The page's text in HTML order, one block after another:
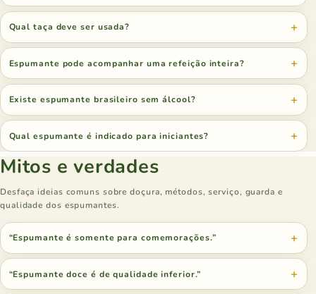
Qual taça deve ser usada?
Espumante pode acompanhar uma refeição inteira?
Existe espumante brasileiro sem álcool?
Qual espumante é indicado para iniciantes?
Mitos e verdades
Desfaça ideias comuns sobre doçura, métodos, serviço, guarda e
qualidade dos espumantes.
“Espumante é somente para comemorações.”
“Espumante doce é de qualidade inferior.”